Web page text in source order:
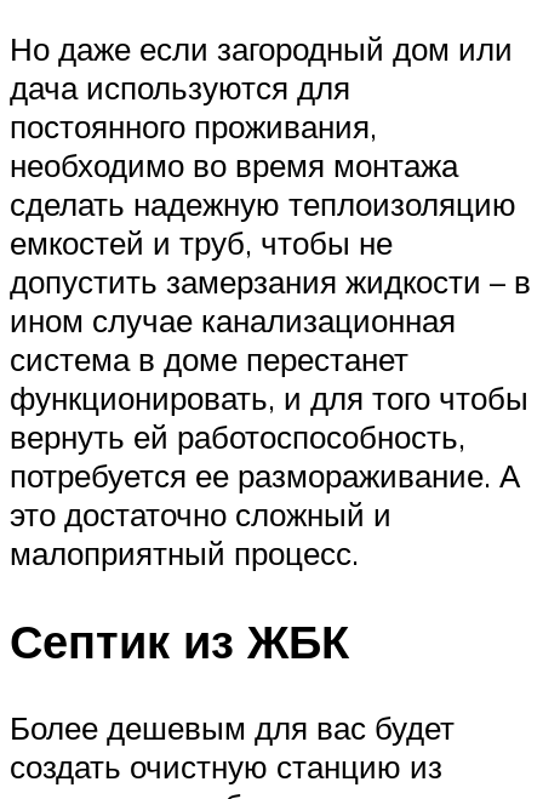
Но даже если загородный дом или
дача используются для
постоянного проживания,
необходимо во время монтажа
сделать надежную теплоизоляцию
емкостей и труб, чтобы не
допустить замерзания жидкости – в
ином случае канализационная
система в доме перестанет
функционировать, и для того чтобы
вернуть ей работоспособность,
потребуется ее размораживание. А
это достаточно сложный и
малоприятный процесс.
Септик из ЖБК
Более дешевым для вас будет
создать очистную станцию из